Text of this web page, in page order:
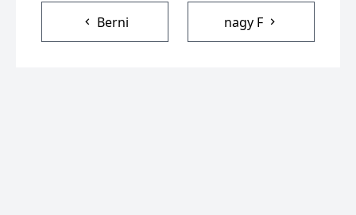
Berni nagy F